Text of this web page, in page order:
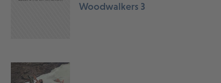
Woodwalkers 3